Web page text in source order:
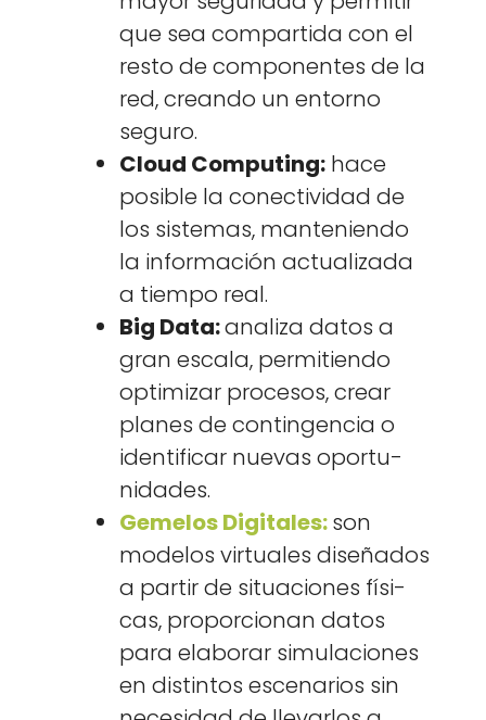
que sea com­par­ti­da con el
resto de com­po­nentes de la
red, cre­an­do un entorno
seguro.
Cloud Com­put­ing: hace
posi­ble la conec­tivi­dad de
los sis­temas, man­te­nien­do
la infor­ma­ción actu­al­iza­da
a tiem­po real.
Big Data:anal­iza datos a
gran escala, per­mi­tien­do
opti­mizar pro­ce­sos, crear
planes de con­tin­gen­cia o
iden­ti­ficar nuevas opor­tu­
nidades.
Geme­los Dig­i­tales:son
mod­e­los vir­tuales dis­eña­dos
a par­tir de situa­ciones físi­
cas, pro­por­cio­nan datos
para elab­o­rar sim­u­la­ciones
en dis­tin­tos esce­nar­ios sin